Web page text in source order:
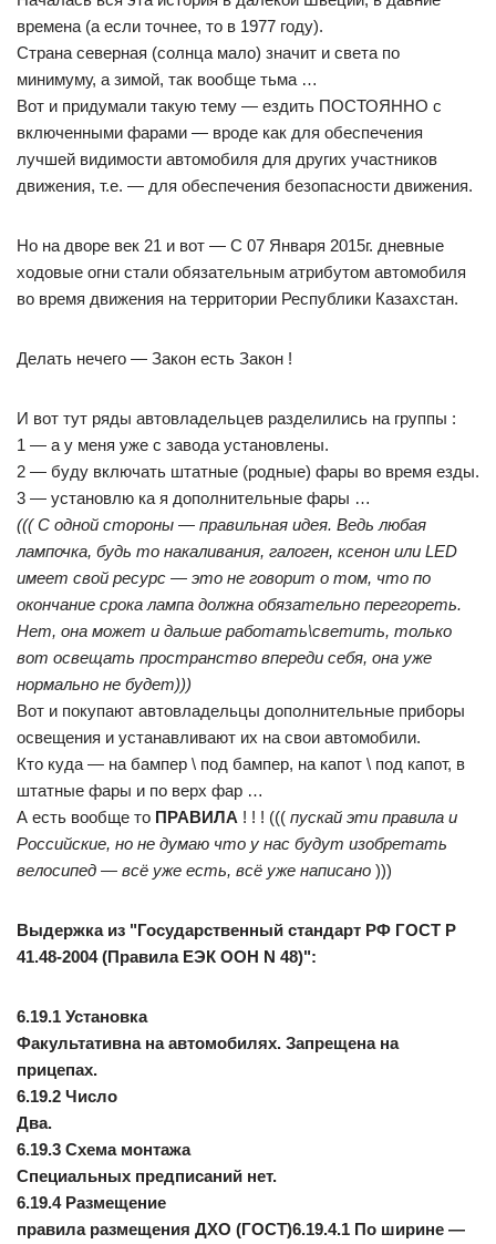
времена (а если точнее, то в 1977 году).
Страна северная (солнца мало) значит и света по
минимуму, а зимой, так вообще тьма …
Вот и придумали такую тему — ездить ПОСТОЯННО с
включенными фарами — вроде как для обеспечения
лучшей видимости автомобиля для других участников
движения, т.е. — для обеспечения безопасности движения.
Но на дворе век 21 и вот — С 07 Января 2015г. дневные
ходовые огни стали обязательным атрибутом автомобиля
во время движения на территории Республики Казахстан.
Делать нечего — Закон есть Закон !
И вот тут ряды автовладельцев разделились на группы :
1 — а у меня уже с завода установлены.
2 — буду включать штатные (родные) фары во время езды.
3 — установлю ка я дополнительные фары …
((( С одной стороны — правильная идея. Ведь любая
лампочка, будь то накаливания, галоген, ксенон или LED
имеет свой ресурс — это не говорит о том, что по
окончание срока лампа должна обязательно перегореть.
Нет, она может и дальше работать\светить, только
вот освещать пространство впереди себя, она уже
нормально не будет)))
Вот и покупают автовладельцы дополнительные приборы
освещения и устанавливают их на свои автомобили.
Кто куда — на бампер \ под бампер, на капот \ под капот, в
штатные фары и по верх фар …
А есть вообще то ПРАВИЛА ! ! ! ((( пускай эти правила и
Российские, но не думаю что у нас будут изобретать
велосипед — всё уже есть, всё уже написано )))
Выдержка из "Государственный стандарт РФ ГОСТ Р
41.48-2004 (Правила ЕЭК ООН N 48)":
6.19.1 Установка
Факультативна на автомобилях. Запрещена на
прицепах.
6.19.2 Число
Два.
6.19.3 Схема монтажа
Специальных предписаний нет.
6.19.4 Размещение
правила размещения ДХО (ГОСТ)6.19.4.1 По ширине —